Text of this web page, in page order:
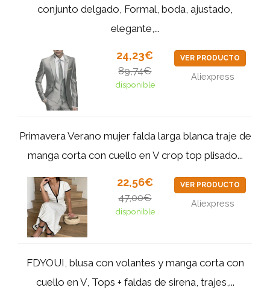
conjunto delgado, Formal, boda, ajustado,
elegante,...
24,23€
89,74€
disponible
VER PRODUCTO
Aliexpress
Primavera Verano mujer falda larga blanca traje de
manga corta con cuello en V crop top plisado...
22,56€
47,00€
disponible
VER PRODUCTO
Aliexpress
FDYOUI, blusa con volantes y manga corta con
cuello en V, Tops + faldas de sirena, trajes,...